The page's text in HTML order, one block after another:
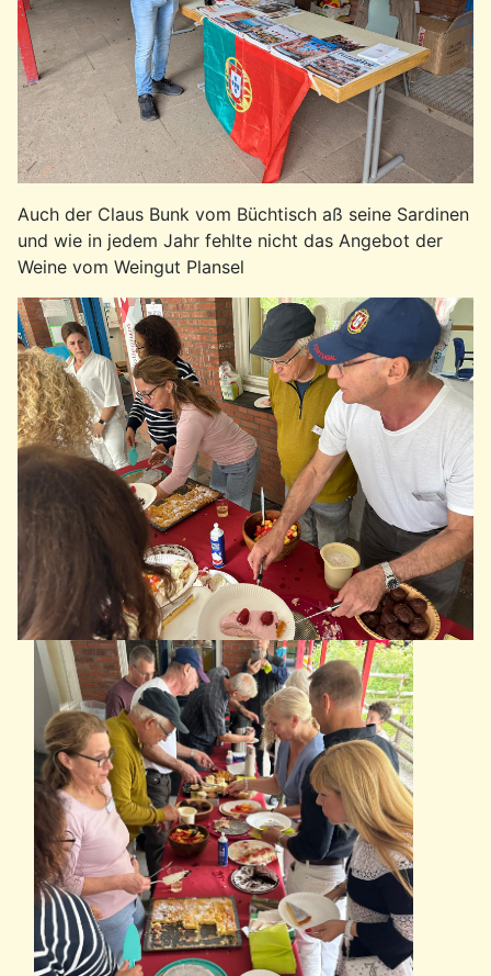
Auch der Claus Bunk vom Büchtisch aß seine Sardinen
und wie in jedem Jahr fehlte nicht das Angebot der
Weine vom Weingut Plansel